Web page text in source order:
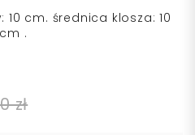
cm. średnica klosza: 10
.
zł